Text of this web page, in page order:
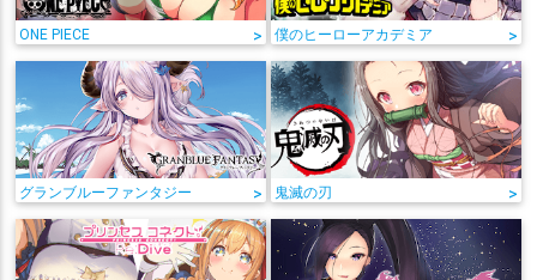
ONE PIECE > 僕のヒーローアカデミア >
グランブルーファンタジー > 鬼滅の刃 >